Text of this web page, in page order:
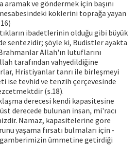
aramak ve göndermek için başını
köklerini toprağa yayan
ibadetlerinin olduğu gibi büyük
sentezidir; şöyle ki, Budistler ayakta
Allah'ın lutuflarını
tarafından vahyedildiğine
Hristiyanlar tanrı ile birleşmeyi
ise tevhid ve tenzih çerçevesinde
(s.18).
derecesi kendi kapasitesine
üst derecede bulunan insan, mi'racı
Namaz, kapasitelerine göre
yaşama fırsatı bulmaları için -
ümmetine getirdiği